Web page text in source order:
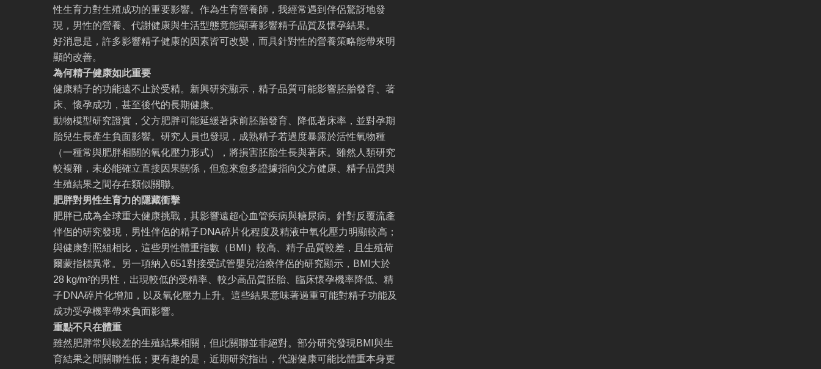
性生育力對生殖成功的重要影響。作為生育營養師，我經常遇到伴侶驚訝地發
現，男性的營養、代謝健康與生活型態竟能顯著影響精子品質及懷孕結果。
好消息是，許多影響精子健康的因素皆可改變，而具針對性的營養策略能帶來明
顯的改善。
為何精子健康如此重要
健康精子的功能遠不止於受精。新興研究顯示，精子品質可能影響胚胎發育、著
床、懷孕成功，甚至後代的長期健康。
動物模型研究證實，父方肥胖可能延緩著床前胚胎發育、降低著床率，並對孕期
胎兒生長產生負面影響。研究人員也發現，成熟精子若過度暴露於活性氧物種
（一種常與肥胖相關的氧化壓力形式），將損害胚胎生長與著床。雖然人類研究
較複雜，未必能確立直接因果關係，但愈來愈多證據指向父方健康、精子品質與
生殖結果之間存在類似關聯。
肥胖對男性生育力的隱藏衝擊
肥胖已成為全球重大健康挑戰，其影響遠超心血管疾病與糖尿病。針對反覆流產
伴侶的研究發現，男性伴侶的精子DNA碎片化程度及精液中氧化壓力明顯較高；
與健康對照組相比，這些男性體重指數（BMI）較高、精子品質較差，且生殖荷
爾蒙指標異常。另一項納入651對接受試管嬰兒治療伴侶的研究顯示，BMI大於
28 kg/m²的男性，出現較低的受精率、較少高品質胚胎、臨床懷孕機率降低、精
子DNA碎片化增加，以及氧化壓力上升。這些結果意味著過重可能對精子功能及
成功受孕機率帶來負面影響。
重點不只在體重
雖然肥胖常與較差的生殖結果相關，但此關聯並非絕對。部分研究發現BMI與生
育結果之間關聯性低；更有趣的是，近期研究指出，代謝健康可能比體重本身更